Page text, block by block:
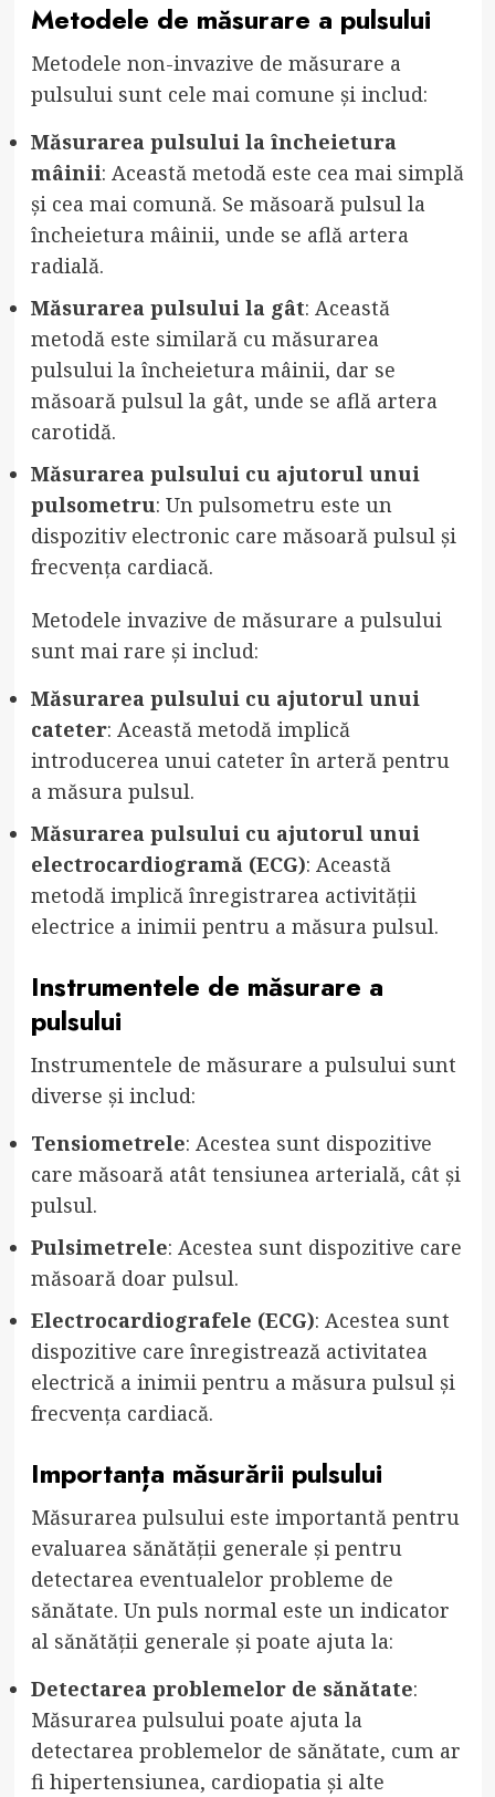
Metodele de măsurare a pulsului
Metodele non-invazive de măsurare a
pulsului sunt cele mai comune și includ:
Măsurarea pulsului la încheietura
mâinii: Această metodă este cea mai simplă
și cea mai comună. Se măsoară pulsul la
încheietura mâinii, unde se află artera
radială.
Măsurarea pulsului la gât: Această
metodă este similară cu măsurarea
pulsului la încheietura mâinii, dar se
măsoară pulsul la gât, unde se află artera
carotidă.
Măsurarea pulsului cu ajutorul unui
pulsometru: Un pulsometru este un
dispozitiv electronic care măsoară pulsul și
frecvența cardiacă.
Metodele invazive de măsurare a pulsului
sunt mai rare și includ:
Măsurarea pulsului cu ajutorul unui
cateter: Această metodă implică
introducerea unui cateter în arteră pentru
a măsura pulsul.
Măsurarea pulsului cu ajutorul unui
electrocardiogramă (ECG): Această
metodă implică înregistrarea activității
electrice a inimii pentru a măsura pulsul.
Instrumentele de măsurare a
pulsului
Instrumentele de măsurare a pulsului sunt
diverse și includ:
Tensiometrele: Acestea sunt dispozitive
care măsoară atât tensiunea arterială, cât și
pulsul.
Pulsimetrele: Acestea sunt dispozitive care
măsoară doar pulsul.
Electrocardiografele (ECG): Acestea sunt
dispozitive care înregistrează activitatea
electrică a inimii pentru a măsura pulsul și
frecvența cardiacă.
Importanța măsurării pulsului
Măsurarea pulsului este importantă pentru
evaluarea sănătății generale și pentru
detectarea eventualelor probleme de
sănătate. Un puls normal este un indicator
al sănătății generale și poate ajuta la:
Detectarea problemelor de sănătate:
Măsurarea pulsului poate ajuta la
detectarea problemelor de sănătate, cum ar
fi hipertensiunea, cardiopatia și alte